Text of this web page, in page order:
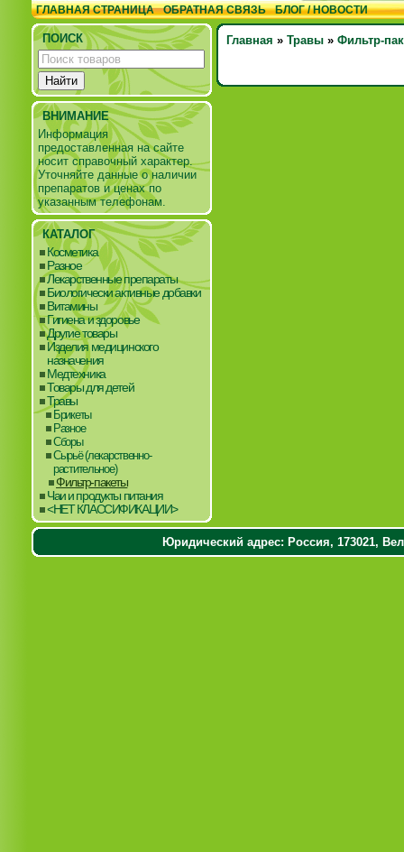
ГЛАВНАЯ СТРАНИЦА ОБРАТНАЯ СВЯЗЬ БЛОГ / НОВОСТИ
ПОИСК
ВНИМАНИЕ
Информация
предоставленная на сайте
носит справочный характер.
Уточняйте данные о наличии
препаратов и ценах по
указанным телефонам.
КАТАЛОГ
Косметика
Разное
Лекарственные препараты
Биологически активные добавки
Витамины
Гигиена и здоровье
Другие товары
Изделия медицинского
назначения
Медтехника
Товары для детей
Травы
Брикеты
Разное
Сборы
Сырьё (лекарственно-
растительное)
Фильтр-пакеты
Чаи и продукты питания
<НЕТ КЛАССИФИКАЦИИ>
Главная » Травы » Фильтр-
Юридический адрес: Россия, 173021,